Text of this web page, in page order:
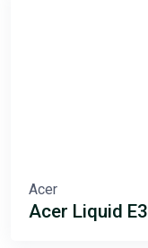
Acer
Acer Liquid E3